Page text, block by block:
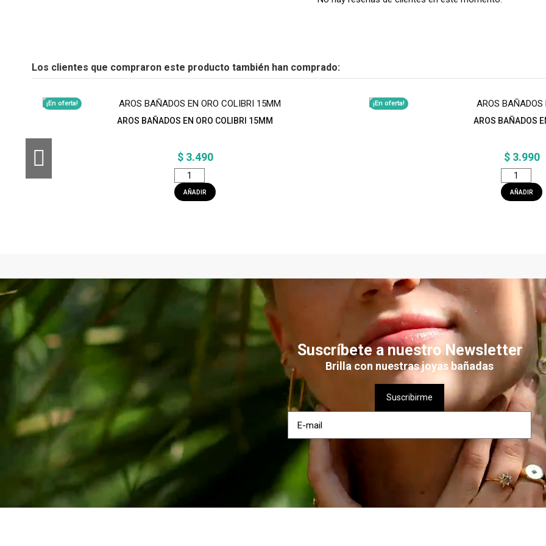
Los clientes que compraron este producto también han comprado:
¡En oferta!
AROS BAÑADOS EN ORO COLIBRI 15MM
$ 3.490
AÑADIR
¡En oferta!
AROS BAÑADOS
$ 3.990
AÑADIR
$ 4.990 $ 4.590
Suscríbete a nuestro Newsletter
Brilla con nuestras joyas bañadas